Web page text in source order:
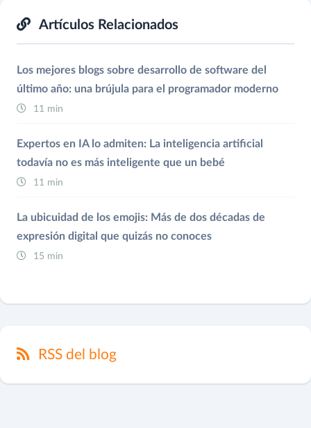
Artículos Relacionados
Los mejores blogs sobre desarrollo de software del
último año: una brújula para el programador moderno
11 min
Expertos en IA lo admiten: La inteligencia artificial
todavía no es más inteligente que un bebé
11 min
La ubicuidad de los emojis: Más de dos décadas de
expresión digital que quizás no conoces
15 min
RSS del blog